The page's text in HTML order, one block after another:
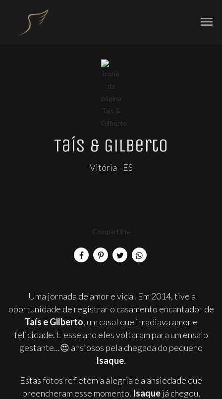
menu
Taís & Gilberto
Vitória - ES
Compartilhe
Uma jornada de amor e vida! Em 2014, tive a
oportunidade de registrar o casamento encantador de
Taís e Gilberto, um casal que irradiava amor e
felicidade. E esse ano eles voltaram para um ensaio
gestante...😍 ansiosos pela chegada do pequeno
Isaque.
Estas fotos refletem a alegria e a ansiedade que
preencheram esse momento. Isaquejá chegou,